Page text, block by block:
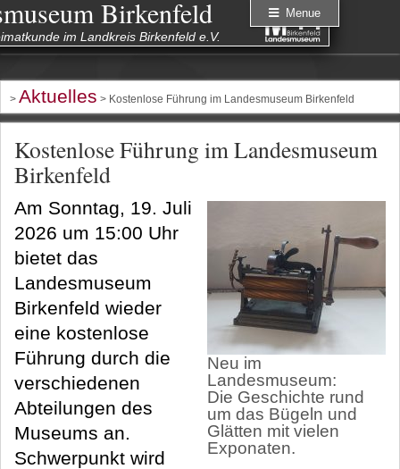
Birkenfeld
im Landkreis Birkenfeld e.V.
> Aktuelles > Kostenlose Führung im Landesmuseum Birkenfeld
Kostenlose Führung im Landesmuseum
Birkenfeld
Neu im
Landesmuseum:
Die Geschichte rund
um das Bügeln und
Glätten mit vielen
Exponaten.
Am Sonntag, 19. Juli
2026 um 15:00 Uhr
bietet das
Landesmuseum
Birkenfeld wieder
eine kostenlose
Führung durch die
verschiedenen
Abteilungen des
Museums an.
Schwerpunkt wird
Menue